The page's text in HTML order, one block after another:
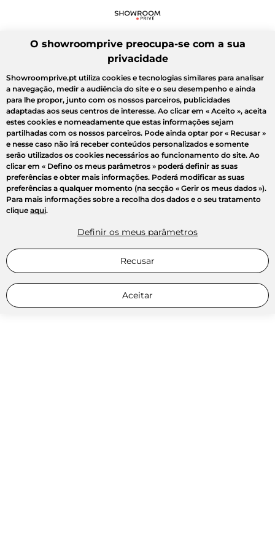
O showroomprive preocupa-se com a sua
privacidade
Showroomprive.pt utiliza cookies e tecnologias similares para analisar
a navegação, medir a audiência do site e o seu desempenho e ainda
para lhe propor, junto com os nossos parceiros, publicidades
adaptadas aos seus centros de interesse. Ao clicar em « Aceito », aceita
estes cookies e nomeadamente que estas informações sejam
partilhadas com os nossos parceiros. Pode ainda optar por « Recusar »
e nesse caso não irá receber conteúdos personalizados e somente
serão utilizados os cookies necessários ao funcionamento do site. Ao
clicar em « Defino os meus parâmetros » poderá definir as suas
preferências e obter mais informações. Poderá modificar as suas
preferências a qualquer momento (na secção « Gerir os meus dados »).
Para mais informações sobre a recolha dos dados e o seu tratamento
clique aqui.
Definir os meus parâmetros
Recusar
Aceitar